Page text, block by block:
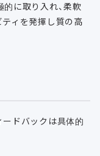
に取り入れ、柔軟
ィを発揮し質の高
ドバックは具体的